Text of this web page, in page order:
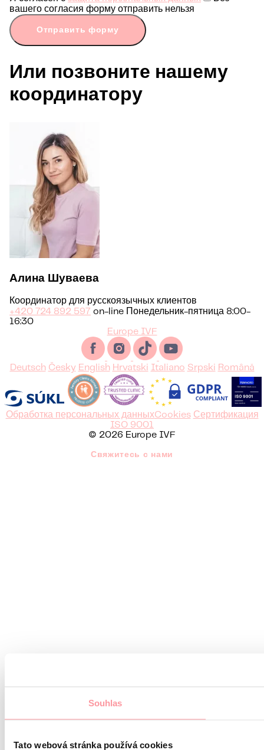
Souhlas
Tato webová stránka používá cookies
вашего согласия форму отправить нельзя
Отправить форму
Или позвоните нашему
координатору
Алина Шуваева
Координатор для русскоязычных клиентов
+420 724 892 597 on-line Понедельник-пятница 8:00-
16:30
Europe IVF
Deutsch Česky English Hrvatski Italiano Srpski Română
Обработка персональных данныхCookies Сертификация
ISO 9001
© 2026 Europe IVF
Свяжитесь с нами